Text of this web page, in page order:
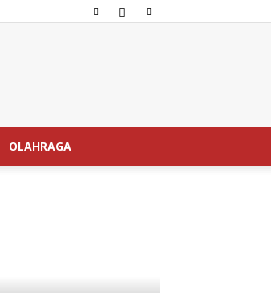
OLAHRAGA